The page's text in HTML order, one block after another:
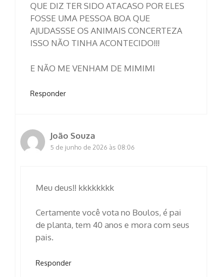
QUE DIZ TER SIDO ATACASO POR ELES
FOSSE UMA PESSOA BOA QUE
AJUDASSSE OS ANIMAIS CONCERTEZA
ISSO NÃO TINHA ACONTECIDO!!!
E NÃO ME VENHAM DE MIMIMI
Responder
João Souza
5 de junho de 2026 às 08:06
Meu deus!! kkkkkkkk
Certamente você vota no Boulos, é pai
de planta, tem 40 anos e mora com seus
pais.
Responder